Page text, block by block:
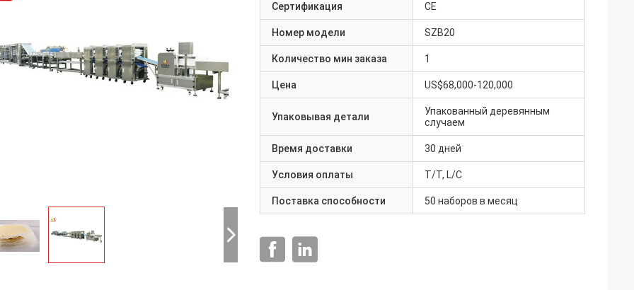
Сертификация CE
Номер модели SZB20
Количество мин заказа 1
Цена US$68,000-120,000
Упаковывая детали
Упакованный деревянным
случаем
Время доставки 30 дней
Условия оплаты T/T, L/C
Поставка способности 50 наборов в месяц